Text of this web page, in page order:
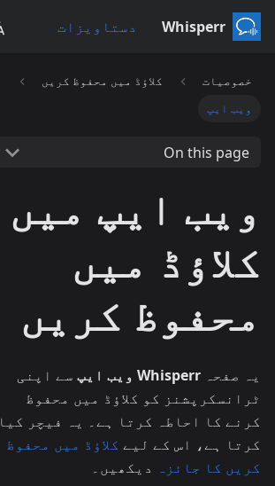
Whisperr دستاویزات
خصوصیات
کلاؤڈ میں محفوظ کریں
ویب ایپ
On this page
ویب ایپ میں
کلاؤڈ میں
محفوظ کریں
یہ صفحہ Whisperr ویب ایپ
سے اپنی
ٹرانسکرپشنز کو کلاؤڈ میں محفوظ
کرنے کا احاطہ کرتا ہے۔ یہ فیچر کیا
کرتا ہے، اس کے لیے کلاؤڈ میں محفوظ
کریں کا جائزہ دیکھیں۔